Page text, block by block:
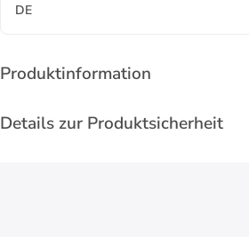
DE
Produktinformation
Details zur Produktsicherheit